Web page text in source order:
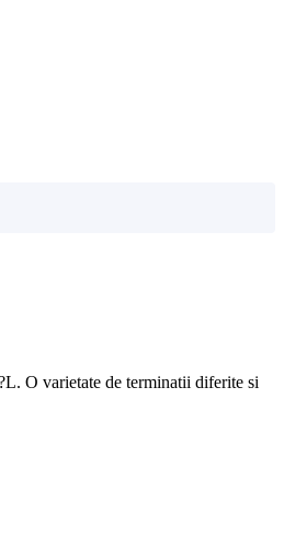
O varietate de terminatii diferite si